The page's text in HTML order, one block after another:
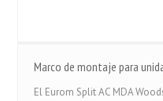
Marco de montaje para
El Eurom Split AC MDA